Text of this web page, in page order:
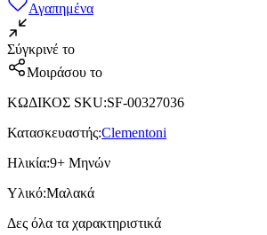
Αγαπημένα
Σύγκρινέ το
Μοιράσου το
ΚΩΔΙΚΟΣ SKU:SF-00327036
Κατασκευαστής:Clementoni
Ηλικία:9+ Μηνών
Υλικό:Μαλακά
Δες όλα τα χαρακτηριστικά